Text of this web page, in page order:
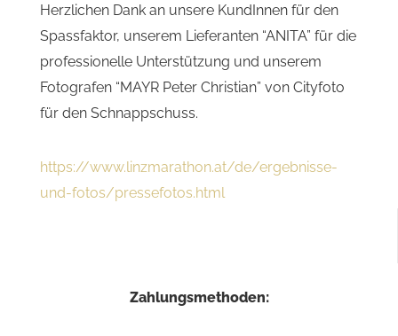
Herzlichen Dank an unsere KundInnen für den
Spassfaktor, unserem Lieferanten “ANITA” für die
professionelle Unterstützung und unserem
Fotografen “MAYR Peter Christian” von Cityfoto
für den Schnappschuss.
https://www.linzmarathon.at/de/ergebnisse-
und-fotos/pressefotos.html
Zahlungsmethoden: